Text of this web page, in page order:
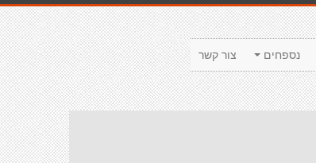
צור קשר נספחים